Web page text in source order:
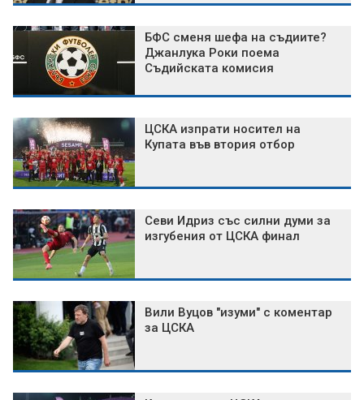
БФС сменя шефа на съдиите?
Джанлука Роки поема
Съдийската комисия
ЦСКА изпрати носител на
Купата във втория отбор
Севи Идриз със силни думи за
изгубения от ЦСКА финал
Вили Вуцов "изуми" с коментар
за ЦСКА